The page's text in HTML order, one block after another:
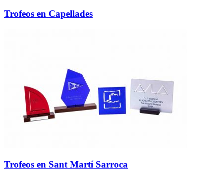
Trofeos en Capellades
Trofeos en Sant Martí Sarroca